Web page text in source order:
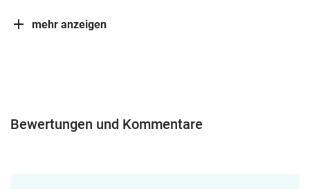
mehr anzeigen
Bewertungen und Kommentare